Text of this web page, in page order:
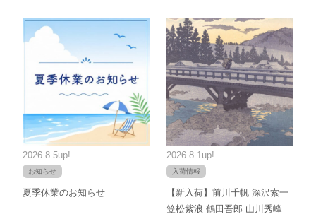
2026.8.5up!
お知らせ
夏季休業のお知らせ
2026.8.1up!
入荷情報
【新入荷】前川千帆 深沢索一
笠松紫浪 鶴田吾郎 山川秀峰